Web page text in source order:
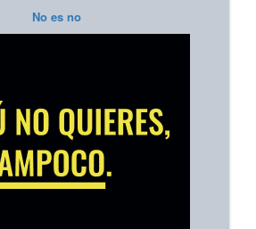
No es no